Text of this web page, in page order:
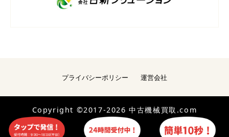
プライバシーポリシー 運営会社
Copyright ©2017-2026 中古機械買取.com